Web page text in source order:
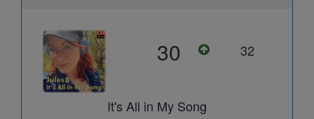
30 32
It's All in My Song